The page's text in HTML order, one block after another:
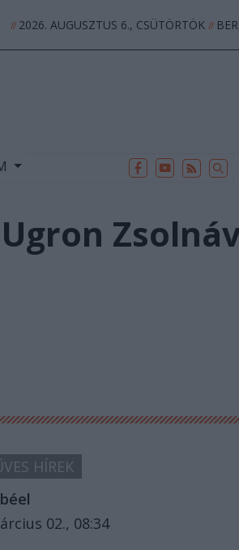
//2026. AUGUSZTUS 6., CSÜTÖRTÖK //
// ARCHÍVUM
HÍREK
béel
02., 08:34